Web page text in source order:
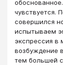
чувствуется.
совершился
испытываем
экспрессия в
возбуждение
тем большей